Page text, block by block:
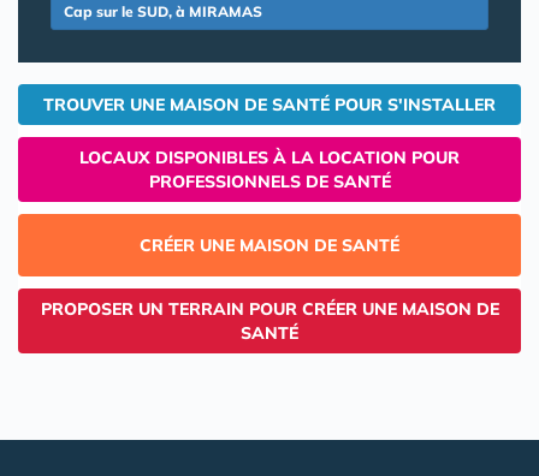
Cap sur le SUD, à MIRAMAS
TROUVER UNE MAISON DE SANTÉ POUR S'INSTALLER
LOCAUX DISPONIBLES À LA LOCATION POUR
PROFESSIONNELS DE SANTÉ
CRÉER UNE MAISON DE SANTÉ
PROPOSER UN TERRAIN POUR CRÉER UNE MAISON DE
SANTÉ